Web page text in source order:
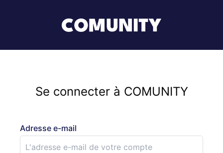
Se connecter à COMUNITY
Adresse e-mail